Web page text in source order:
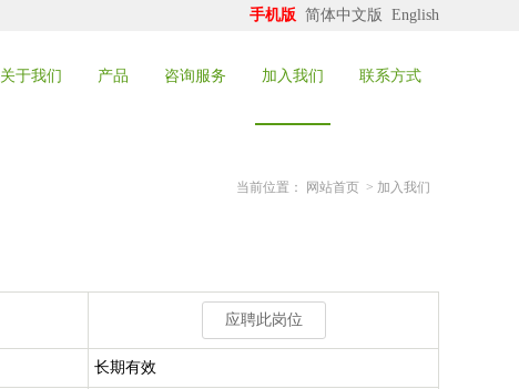
手机版 简体中文版 English
关于我们 产品 咨询服务 加入我们 联系方式
当前位置： 网站首页 > 加入我们
应聘此岗位
长期有效